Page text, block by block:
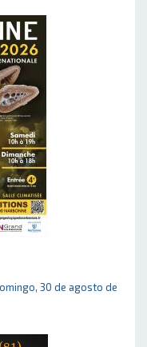
30 de agosto de